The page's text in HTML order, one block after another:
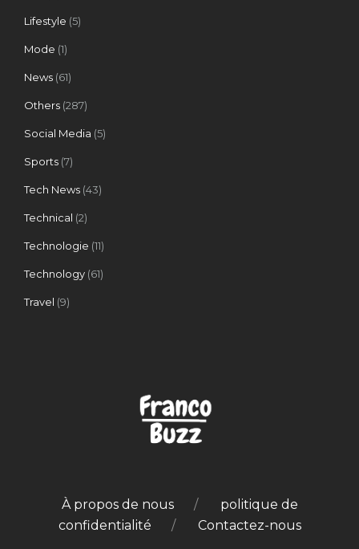
Lifestyle (5)
Mode (1)
News (61)
Others (287)
Social Media (5)
Sports (7)
Tech News (43)
Technical (2)
Technologie (11)
Technology (61)
Travel (9)
À propos de nous
politique de
confidentialité
Contactez-nous